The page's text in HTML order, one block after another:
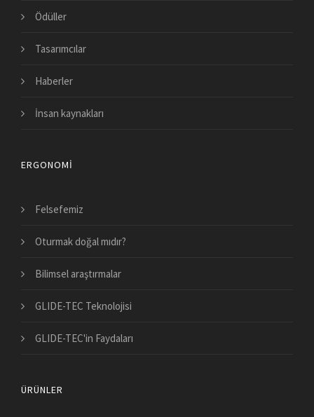
Ödüller
Tasarımcılar
Haberler
İnsan kaynakları
ERGONOMI
Felsefemiz
Oturmak doğal mıdır?
Bilimsel araştırmalar
GLIDE-TEC Teknolojisi
GLIDE-TEC'in Faydaları
ÜRÜNLER